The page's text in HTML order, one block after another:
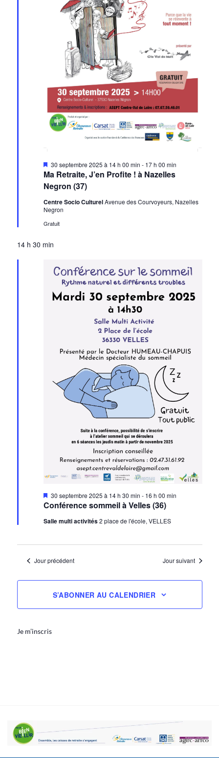
Ma Retraite, J’en Profite ! à Nazelles
Negron (37)
Mis
en
avant
30 septembre 2025 à 14 h 00 min - 17 h 00 min
Centre Socio CulturelAvenue des Courvoyeurs, Nazelles
Negron
Gratuit
14 h 30 min
Conférence sommeil à Velles (36)
Mis
en
avant
30 septembre 2025 à 14 h 30 min - 16 h 00 min
Salle multi activités2 place de l'école, VELLES
Jour précédent Jour suivant
S’ABONNER AU CALENDRIER
Je m’inscris